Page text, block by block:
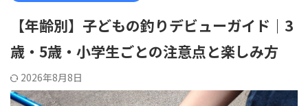
【年齢別】子どもの釣りデビューガイド｜3
歳・5歳・小学生ごとの注意点と楽しみ方
2026年8月8日